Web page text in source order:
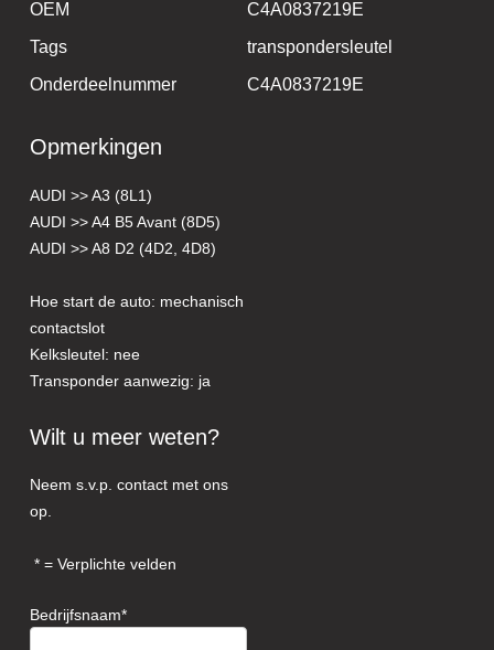
OEM
C4A0837219E
Tags
transpondersleutel
Onderdeelnummer
C4A0837219E
Opmerkingen
AUDI >> A3 (8L1)
AUDI >> A4 B5 Avant (8D5)
AUDI >> A8 D2 (4D2, 4D8)
Hoe start de auto: mechanisch
contactslot
Kelksleutel: nee
Transponder aanwezig: ja
Wilt u meer weten?
Neem s.v.p. contact met ons
op.
= Verplichte velden
Bedrijfsnaam